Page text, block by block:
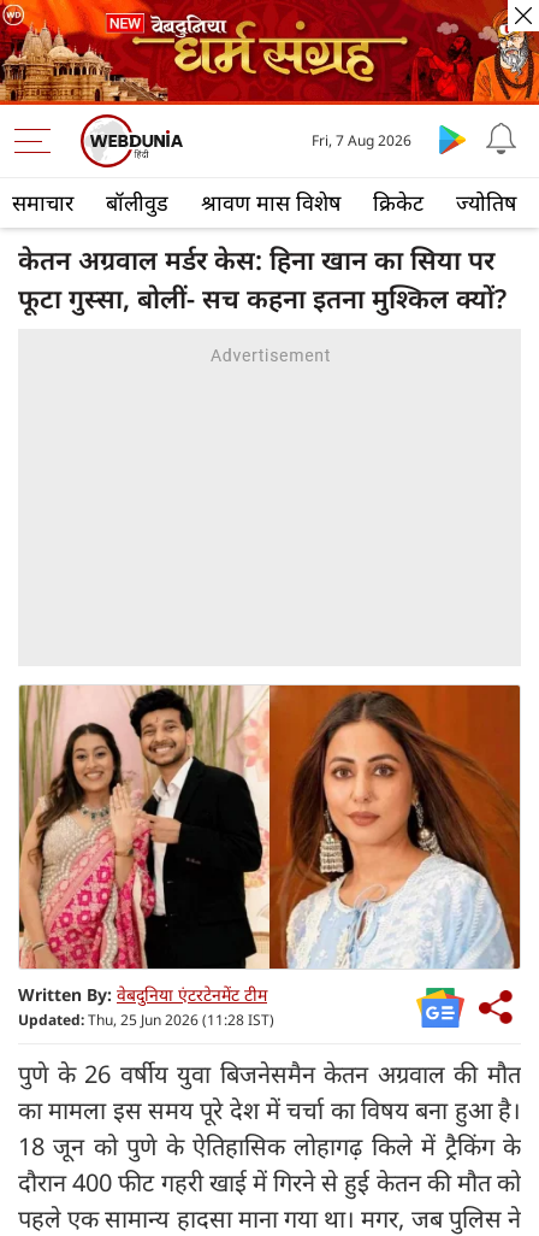
समाचार बॉलीवुड श्रावण मास विशेष क्रिकेट ज्योतिष
Fri, 7 Aug 2026
केतन अग्रवाल मर्डर केस: हिना खान का सिया पर
फूटा गुस्सा, बोलीं- सच कहना इतना मुश्‍किल क्यों?
Written By: वेबदुनिया एंटरटेनमेंट टीम
Updated:Thu, 25 Jun 2026 (11:28 IST)
पुणे के 26 वर्षीय युवा बिजनेसमैन केतन अग्रवाल की मौत
का मामला इस समय पूरे देश में चर्चा का विषय बना हुआ है।
18 जून को पुणे के ऐतिहासिक लोहागढ़ किले में ट्रैकिंग के
दौरान 400 फीट गहरी खाई में गिरने से हुई केतन की मौत को
पहले एक सामान्य हादसा माना गया था। मगर, जब पुलिस ने